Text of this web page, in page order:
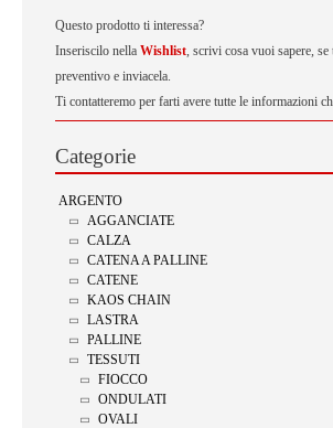
Questo prodotto ti interessa?
Inseriscilo nella Wishlist, scrivi cosa vuoi sapere, se
preventivo e inviacela.
Ti contatteremo per farti avere tutte le informazioni
Categorie
ARGENTO
AGGANCIATE
CALZA
CATENA A PALLINE
CATENE
KAOS CHAIN
LASTRA
PALLINE
TESSUTI
FIOCCO
ONDULATI
OVALI